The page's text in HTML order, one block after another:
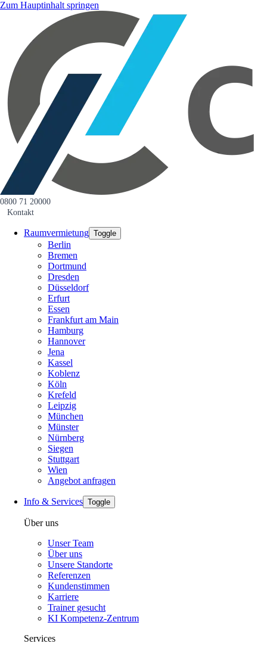
Zum Hauptinhalt springen
0800 71 20000
Kontakt
Raumvermietung Toggle
Berlin
Bremen
Dortmund
Dresden
Düsseldorf
Erfurt
Essen
Frankfurt am Main
Hamburg
Hannover
Jena
Kassel
Koblenz
Köln
Krefeld
Leipzig
München
Münster
Nürnberg
Siegen
Stuttgart
Wien
Angebot anfragen
Info & Services Toggle
Über uns
Unser Team
Über uns
Unsere Standorte
Referenzen
Kundenstimmen
Karriere
Trainer gesucht
KI Kompetenz-Zentrum
Services